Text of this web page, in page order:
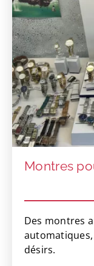
Montres
Des montres
désirs.